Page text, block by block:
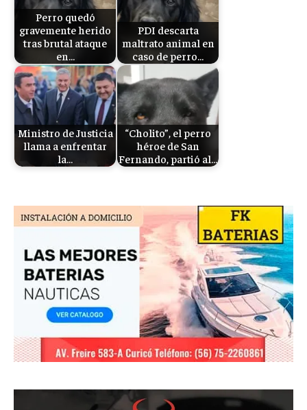
Perro quedó
gravemente herido
tras brutal ataque
en…
PDI descarta
maltrato animal en
caso de perro…
Ministro de Justicia
llama a enfrentar
la…
“Cholito”, el perro
héroe de San
Fernando, partió al…